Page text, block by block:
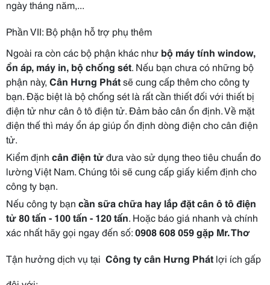
ngày tháng năm,...
Phần VII: Bộ phận hỗ trợ phụ thêm
Ngoài ra còn các bộ phận khác như bộ máy tính window,
ổn áp, máy in, bộ chống sét. Nếu bạn chưa có những bộ
phận này, Cân Hưng Phátsẽ cung cấp thêm cho công ty
bạn. Đặc biệt là bộ chống sét là rất cần thiết đối với thiết bị
điện tử như cân ô tô điện tử. Đảm bảo cân ổn định. Về mặt
điện thế thì máy ổn áp giúp ổn định dòng điện cho cân điện
tử.
Kiểm định cân điện tửđưa vào sử dụng theo tiêu chuẩn đo
lường Việt Nam. Chúng tôi sẽ cung cấp giấy kiểm định cho
công ty bạn.
Nếu công ty bạn cần sữa chữa hay lắp đặt cân ô tô điện
tử 80 tấn - 100 tấn - 120 tấn. Hoặc báo giá nhanh và chính
xác nhất hãy gọi ngay đến số:0908 608 059 gặp Mr. Thơ
Tận hưởng dịch vụ tại Công ty cân Hưng Phát lợi ích gấp